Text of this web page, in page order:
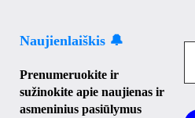
Naujienlaiškis 🔔
Prenumeruokite ir
sužinokite apie naujienas ir
asmeninius pasiūlymus